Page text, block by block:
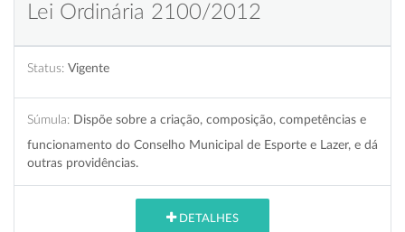
Lei Ordinária 2100/2012
Status: Vigente
Súmula: Dispõe sobre a criação, composição, competências e
funcionamento do Conselho Municipal de Esporte e Lazer, e dá
outras providências.
DETALHES